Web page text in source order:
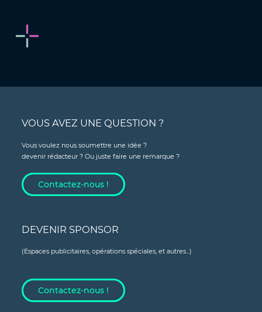
VOUS AVEZ UNE QUESTION ?
Vous voulez nous soumettre une idée ?
devenir rédacteur ? Ou juste faire une remarque ?
Contactez-nous !
DEVENIR SPONSOR
(Espaces publicitaires, opérations spéciales, et autres...)
Contactez-nous !